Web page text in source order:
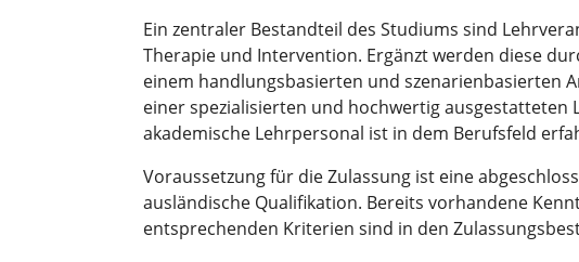
Ein zentraler Bestandteil des Studiums sind
Therapie und Intervention. Ergänzt werden diese
einem handlungsbasierten und szenarienbasierten
einer spezialisierten und hochwertig
akademische Lehrpersonal ist in dem Berufsfeld
Voraussetzung für die Zulassung ist eine
ausländische Qualifikation. Bereits vorhandene
entsprechenden Kriterien sind in den